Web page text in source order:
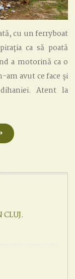
cu un ferryboat
ca să poată
a motorină ca o
am avut ce face și
Atent la
CLUJ.